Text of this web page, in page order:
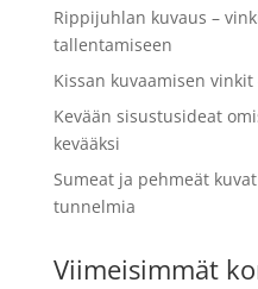
Rippijuhlan kuvaus –
tallentamiseen
Kissan kuvaamisen
Kevään sisustusideat
kevääksi
Sumeat ja pehmeät
tunnelmia
Viimeisimmät